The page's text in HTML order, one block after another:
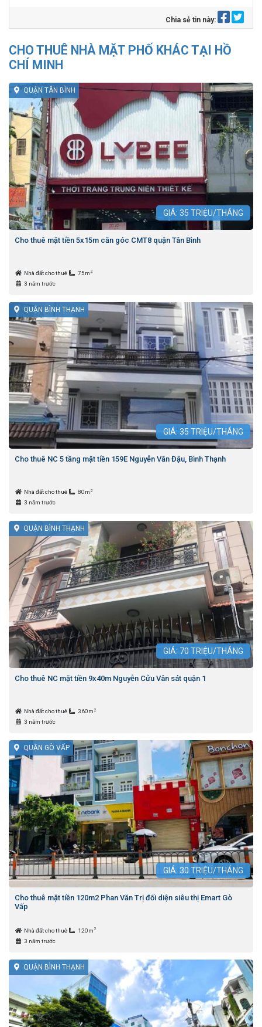
Chia sẻ tin này:
CHO THUÊ NHÀ MẶT PHỐ KHÁC TẠI HỒ
CHÍ MINH
QUẬN TÂN BÌNH
GIÁ: 35 TRIỆU/THÁNG
Cho thuê mặt tiền 5x15m căn góc CMT8 quận Tân Bình
Nhà đất cho thuê 75m 2
3 năm trước
QUẬN BÌNH THẠNH
GIÁ: 35 TRIỆU/THÁNG
Cho thuê NC 5 tầng mặt tiền 159E Nguyễn Văn Đậu, Bình Thạnh
Nhà đất cho thuê 80m 2
3 năm trước
QUẬN BÌNH THẠNH
GIÁ: 70 TRIỆU/THÁNG
Cho thuê NC mặt tiền 9x40m Nguyễn Cửu Vân sát quận 1
Nhà đất cho thuê 360m 2
3 năm trước
QUẬN GÒ VẤP
GIÁ: 30 TRIỆU/THÁNG
Cho thuê mặt tiền 120m2 Phan Văn Trị đối diện siêu thị Emart Gò
Vấp
Nhà đất cho thuê 120m 2
3 năm trước
QUẬN BÌNH THẠNH